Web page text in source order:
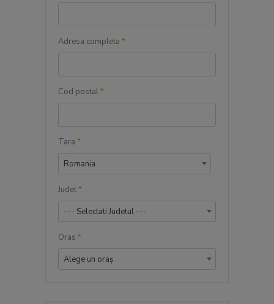
Adresa completa *
Cod postal*
Tara *
Romania
Judet*
--- Selectati Judetul ---
Oras *
Alege un oraș